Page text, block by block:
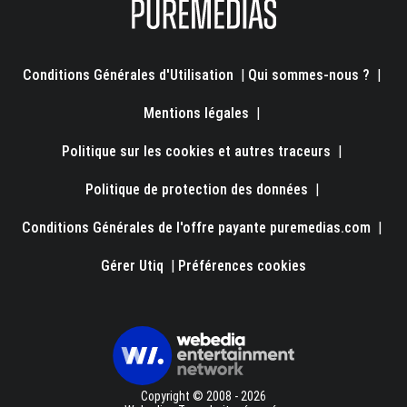
Conditions Générales d'Utilisation Qui sommes-nous ?
Mentions légales
Politique sur les cookies et autres traceurs
Politique de protection des données
Conditions Générales de l'offre payante puremedias.com
Gérer Utiq Préférences cookies
Copyright © 2008 - 2026